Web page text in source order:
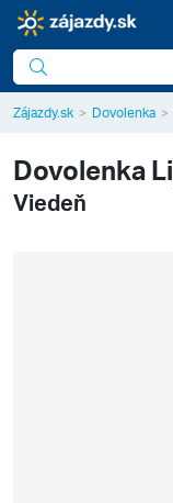
Zájazdy.sk Dovolenka
Dovolenka
Viedeň